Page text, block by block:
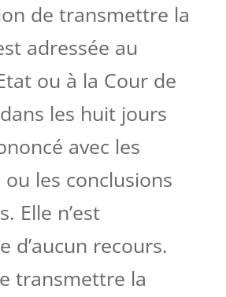
de transmettre la
adressée au
ou à la Cour de
les huit jours
avec les
les conclusions
Elle n’est
d’aucun recours.
transmettre la